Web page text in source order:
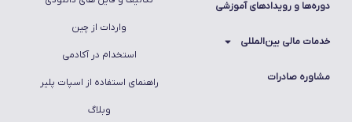
واردات از چین
استخدام در آکادمی
راهنمای استفاده از اسپات پلیر
وبلاگ
دوره‌ها و رویدادهای آموزشی
خدمات مالی بین‌المللی
مشاوره صادرات